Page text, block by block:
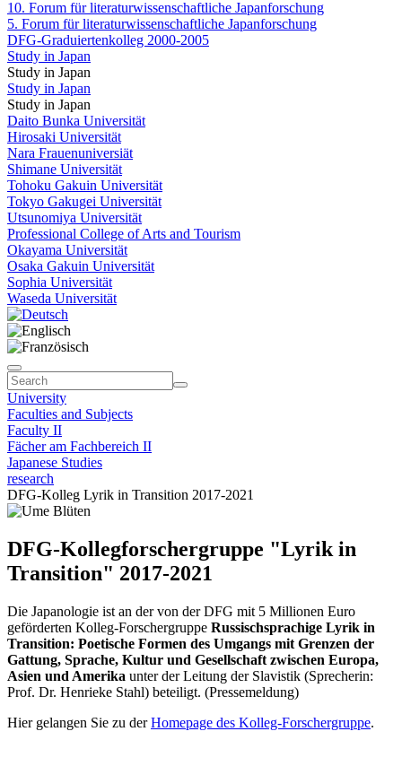
10. Forum für literaturwissenschaftliche Japanforschung
5. Forum für literaturwissenschaftliche Japanforschung
DFG-Graduiertenkolleg 2000-2005
Study in Japan
Study in Japan
Study in Japan
Study in Japan
Daito Bunka Universität
Hirosaki Universität
Nara Frauenuniversiät
Shimane Universität
Tohoku Gakuin Universität
Tokyo Gakugei Universität
Utsunomiya Universität
Professional College of Arts and Tourism
Okayama Universität
Osaka Gakuin Universität
Sophia Universität
Waseda Universität
University
Faculties and Subjects
Faculty II
Fächer am Fachbereich II
Japanese Studies
research
DFG-Kolleg Lyrik in Transition 2017-2021
DFG-Kollegforschergruppe "Lyrik in
Transition" 2017-2021
Die Japanologie ist an der von der DFG mit 5 Millionen Euro
geförderten Kolleg-Forschergruppe Russischsprachige Lyrik in
Transition: Poetische Formen des Umgangs mit Grenzen der
Gattung, Sprache, Kultur und Gesellschaft zwischen Europa,
Asien und Amerika unter der Leitung der Slavistik (Sprecherin:
Prof. Dr. Henrieke Stahl) beteiligt. (Pressemeldung)
Hier gelangen Sie zu derHomepage des Kolleg-Forschergruppe.